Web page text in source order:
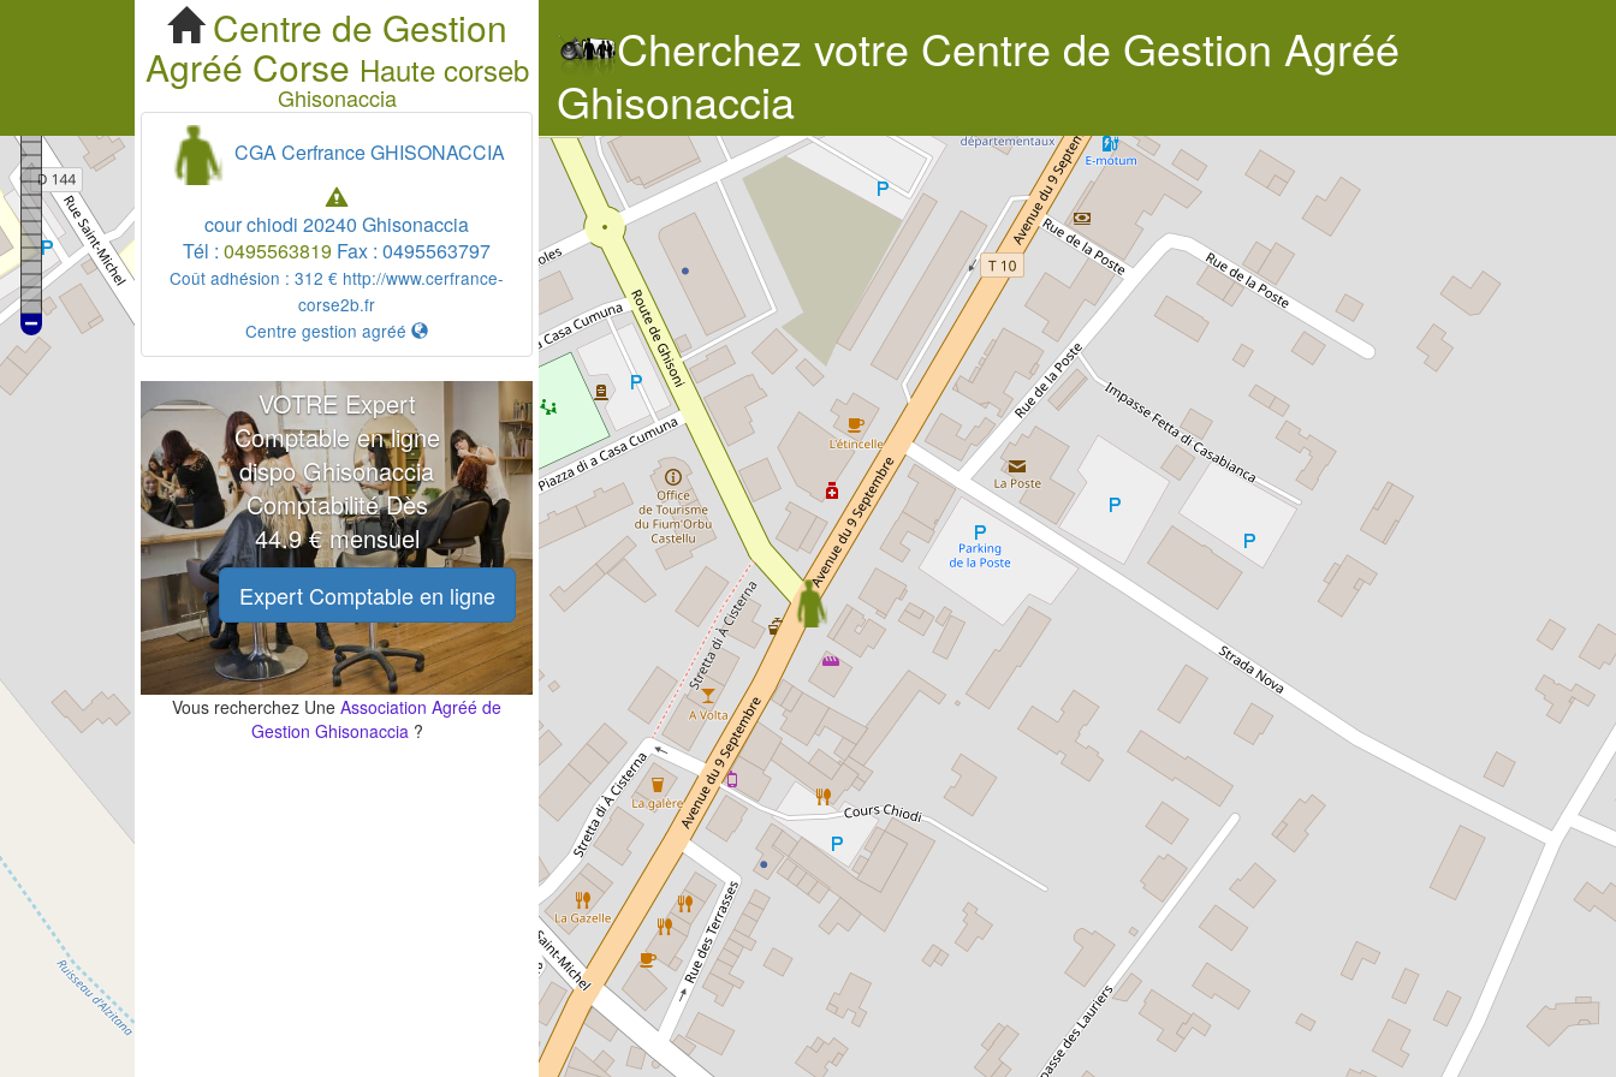
Cherchez votre Centre de Gestion Agréé
Ghisonaccia
Centre de Gestion
Agréé Corse Haute corseb
Ghisonaccia
CGA Cerfrance GHISONACCIA
cour chiodi 20240 Ghisonaccia
Tél : 0495563819 Fax : 0495563797
Coût adhésion : 312 € http://www.cerfrance-
corse2b.fr
Centre gestion agréé
VOTRE Expert
Comptable en ligne
dispo Ghisonaccia
Comptabilité Dès
44.9 € mensuel
Expert Comptable en ligne
Vous recherchez Une Association Agréé de
Gestion Ghisonaccia ?